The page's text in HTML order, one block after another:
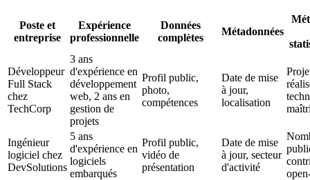
Poste et
entreprise
Expérience
professionnelle
Données
complètes
Métadonnées
Développeur
Full Stack
chez
TechCorp
3 ans
d'expérience en
développement
web, 2 ans en
gestion de
projets
Profil public,
photo,
compétences
Date de mise
à jour,
localisation
Ingénieur
logiciel chez
DevSolutions
5 ans
d'expérience en
logiciels
embarqués
Profil public,
vidéo de
présentation
Date de mise
à jour, secteur
d'activité